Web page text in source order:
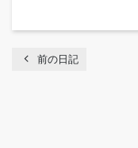
chevron_left 前の日記